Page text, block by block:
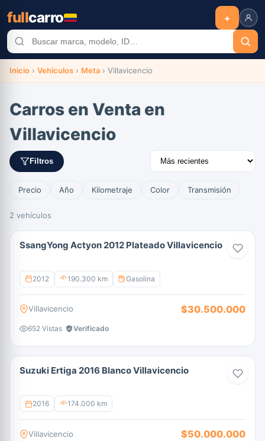
fullcarro +
Inicio › Vehículos › Meta › Villavicencio
Carros en Venta en
Villavicencio
Filtros
Precio Año Kilometraje Color Transmisión
2 vehículos
SsangYong Actyon 2012 Plateado Villavicencio
2012 190.300 km Gasolina
Villavicencio $30.500.000
652 Vistas Verificado
Suzuki Ertiga 2016 Blanco Villavicencio
2016 174.000 km
Villavicencio $50.000.000